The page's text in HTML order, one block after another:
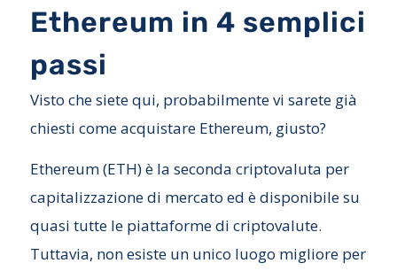
Ethereum in 4 semplici
passi
Visto che siete qui, probabilmente vi sarete già
chiesti come acquistare Ethereum, giusto?
Ethereum (ETH) è la seconda criptovaluta per
capitalizzazione di mercato ed è disponibile su
quasi tutte le piattaforme di criptovalute.
Tuttavia, non esiste un unico luogo migliore per